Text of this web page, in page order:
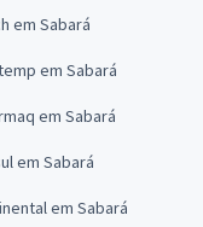
em Sabará
em Sabará
em Sabará
em Sabará
em Sabará